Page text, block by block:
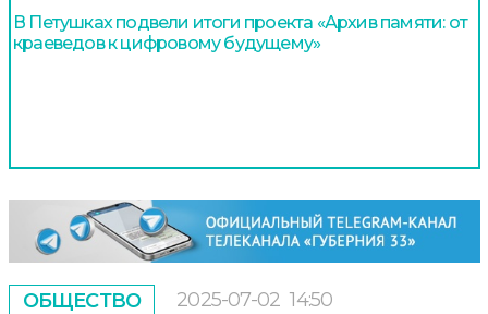
В Петушках подвели итоги проекта «Архив памяти: от
краеведов к цифровому будущему»
ОБЩЕСТВО 2025-07-02 14:50